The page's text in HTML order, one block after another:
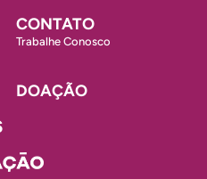
CONTATO
Trabalhe Conosco
DOAÇÃO